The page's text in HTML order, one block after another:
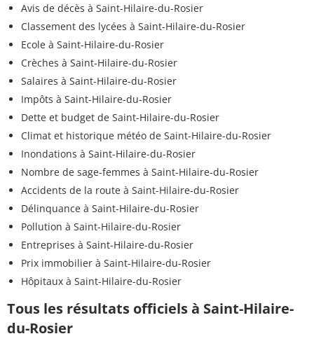
Avis de décès à Saint-Hilaire-du-Rosier
Classement des lycées à Saint-Hilaire-du-Rosier
Ecole à Saint-Hilaire-du-Rosier
Crèches à Saint-Hilaire-du-Rosier
Salaires à Saint-Hilaire-du-Rosier
Impôts à Saint-Hilaire-du-Rosier
Dette et budget de Saint-Hilaire-du-Rosier
Climat et historique météo de Saint-Hilaire-du-Rosier
Inondations à Saint-Hilaire-du-Rosier
Nombre de sage-femmes à Saint-Hilaire-du-Rosier
Accidents de la route à Saint-Hilaire-du-Rosier
Délinquance à Saint-Hilaire-du-Rosier
Pollution à Saint-Hilaire-du-Rosier
Entreprises à Saint-Hilaire-du-Rosier
Prix immobilier à Saint-Hilaire-du-Rosier
Hôpitaux à Saint-Hilaire-du-Rosier
Tous les résultats officiels à Saint-Hilaire-
du-Rosier